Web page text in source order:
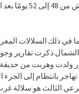
بين الوالدين وتستمر
في ذلك السلالات
تقارير
وهربت من حديقة
بانتظام إلى
الثالث هو سلالة